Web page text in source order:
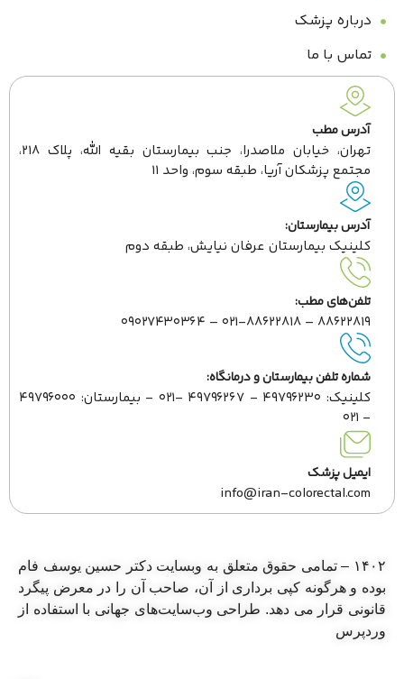
درباره پزشک
تماس با ما
آدرس مطب
تهران، خیابان ملاصدرا، جنب بیمارستان بقیه الله، پلاک ۲۱۸،
مجتمع پزشکان آریا، طبقه سوم، واحد ۱۱
آدرس بیمارستان:
کلینیک بیمارستان عرفان نیایش، طبقه دوم
تلفن‌های مطب:
۸۸۶۲۲۸۱۹ – ۰۲۱-۸۸۶۲۲۸۱۸ – ۰۹۰۲۷۴۳۰۳۶۴
شماره تلفن بیمارستان و درمانگاه:
کلینیک: ۴۹۷۹۶۲۳۰ - ۴۹۷۹۶۲۶۷ -۰۲۱ - بیمارستان: ۴۹۷۹۶۰۰۰
- ۰۲۱
ایمیل پزشک
info@iran-colorectal.com
۱۴۰۲ – تمامی حقوق متعلق به وبسایت دکتر حسین یوسف فام
بوده و هرگونه کپی برداری از آن، صاحب آن را در معرض پیگرد
قانونی قرار می دهد. طراحی وب‌سایت‌های جهانی با استفاده از
وردپرس